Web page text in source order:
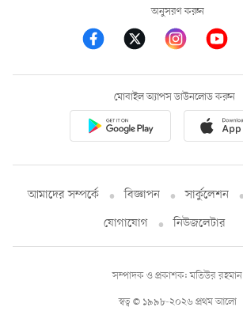
অনুসরণ করুন
মোবাইল অ্যাপস ডাউনলোড করুন
আমাদের সম্পর্কে বিজ্ঞাপন সার্কুলেশন
যোগাযোগ
নিউজলেটার
স্বত্ব © ১৯৯৮-২০২৬ প্রথম আলো
সম্পাদক ও প্রকাশক: মতিউর রহমান